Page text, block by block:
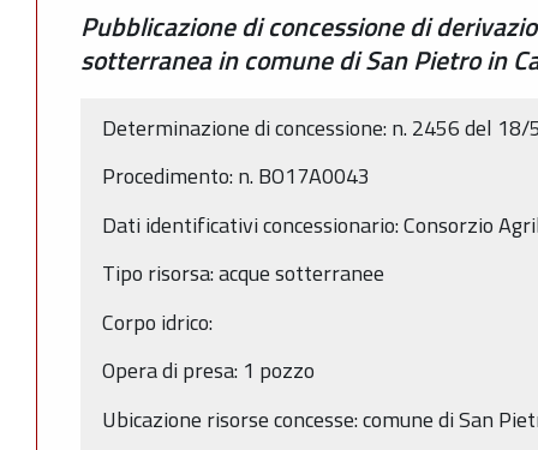
Pubblicazione di concessione di
sotterranea in comune di San Pietro in
Determinazione di concessione: n. 2456 del
Procedimento: n. BO17A0043
Dati identificativi concessionario: Consorzio
Tipo risorsa: acque sotterranee
Corpo idrico:
Opera di presa: 1 pozzo
Ubicazione risorse concesse: comune di San